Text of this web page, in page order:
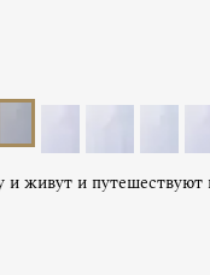
живут и путешествуют